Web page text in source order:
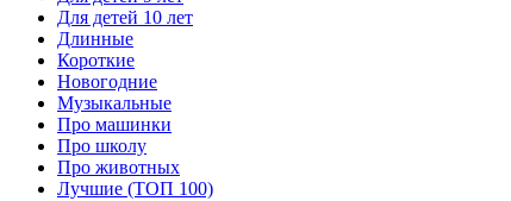
Для детей 10 лет
Длинные
Короткие
Новогодние
Музыкальные
Про машинки
Про школу
Про животных
Лучшие (ТОП 100)